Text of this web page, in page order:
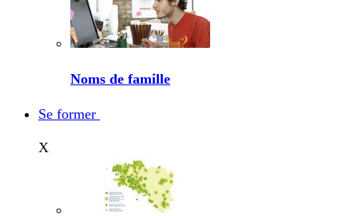
Noms de famille
Se former
X